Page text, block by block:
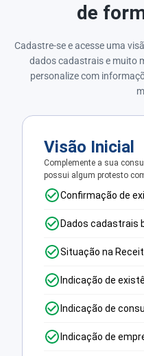
de
Cadastre-se e acesse uma
dados cadastrais e muito
personalize com
Visão Inicial
Complemente a sua
possui algum protesto
Confirmação de
Dados cadastrais
Situação na
Indicação de
Indicação de
Indicação de